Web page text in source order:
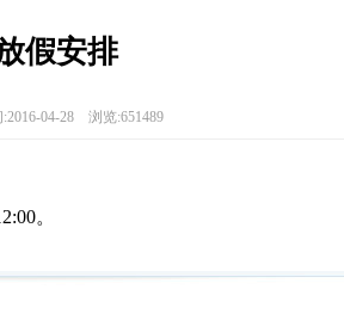
假安排
04-28 浏览:651489
。